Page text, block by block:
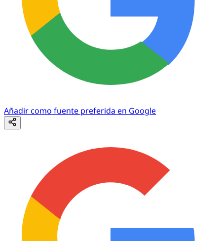
Añadir como fuente preferida en Google